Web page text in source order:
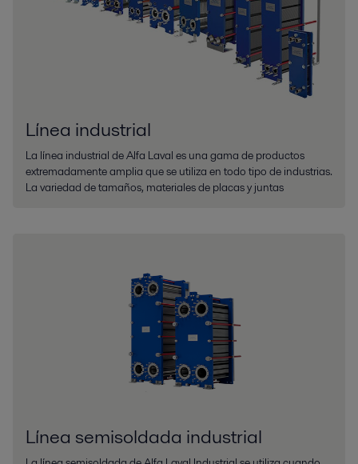
Línea industrial
La línea industrial de Alfa Laval es una gama de productos
extremadamente amplia que se utiliza en todo tipo de industrias.
La variedad de tamaños, materiales de placas y juntas
Línea semisoldada industrial